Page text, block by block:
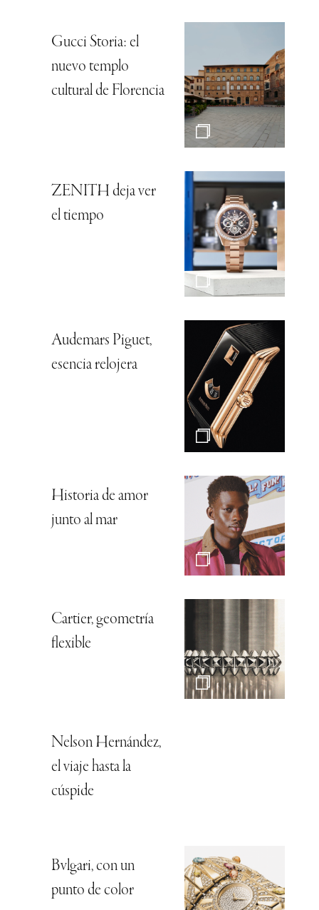
Gucci Storia: el
nuevo templo
cultural de Florencia
ZENITH deja ver
el tiempo
Audemars Piguet,
esencia relojera
Historia de amor
junto al mar
Cartier, geometría
flexible
Nelson Hernández,
el viaje hasta la
cúspide
Bvlgari, con un
punto de color